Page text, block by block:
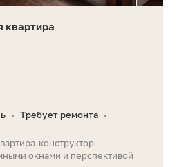
квартира
• Требует ремонта •
конструктор
окнами и перспективой